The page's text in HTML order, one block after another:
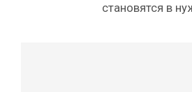
становятся в